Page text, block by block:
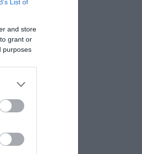
List of
and store
grant or
purposes